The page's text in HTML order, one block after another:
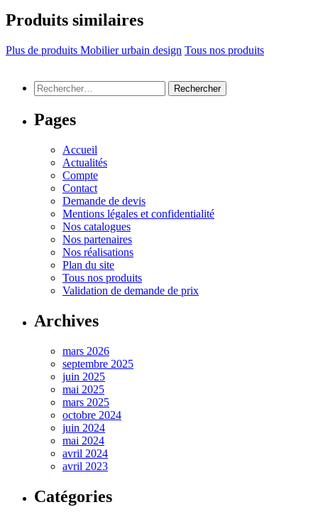
Produits similaires
Plus de produits Mobilier urbain design Tous nos produits
Rechercher :
Pages
Accueil
Actualités
Compte
Contact
Demande de devis
Mentions légales et confidentialité
Nos catalogues
Nos partenaires
Nos réalisations
Plan du site
Tous nos produits
Validation de demande de prix
Archives
mars 2026
septembre 2025
juin 2025
mai 2025
mars 2025
octobre 2024
juin 2024
mai 2024
avril 2024
avril 2023
Catégories